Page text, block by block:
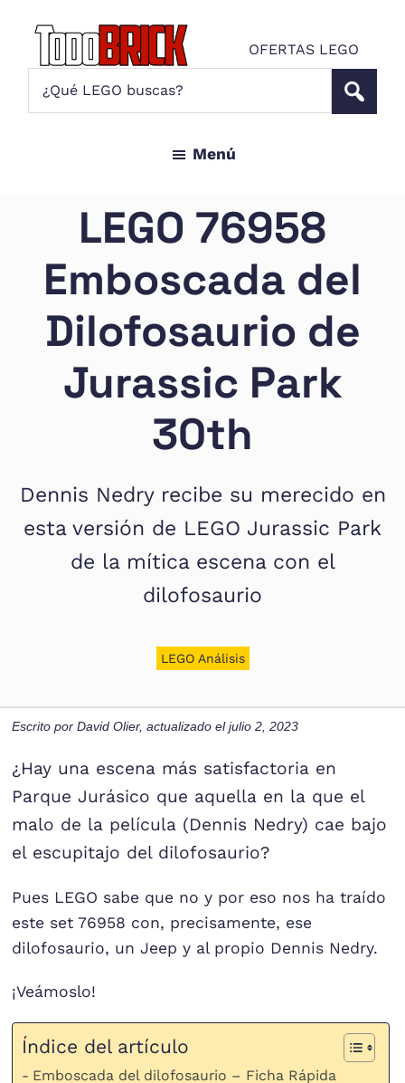
contenido
principal
página
Brick
OFERTAS LEGO
Noticias
amantes
Menú
LEGO 76958
Emboscada del
Dilofosaurio de
Jurassic Park
30th
Dennis Nedry recibe su merecido en
esta versión de LEGO Jurassic Park
de la mítica escena con el
dilofosaurio
LEGO Análisis
Escrito porDavid Olier, actualizado eljulio 2, 2023
¿Hay una escena más satisfactoria en
Parque Jurásico que aquella en la que el
malo de la película (Dennis Nedry) cae bajo
el escupitajo del dilofosaurio?
Pues LEGO sabe que no y por eso nos ha traído
este set 76958 con, precisamente, ese
dilofosaurio, un Jeep y al propio Dennis Nedry.
¡Veámoslo!
Índice del artículo
Emboscada del dilofosaurio – Ficha Rápida